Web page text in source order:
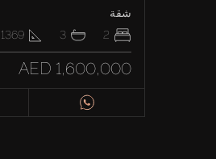
شقة
2
3
1369
AED 1,600,000